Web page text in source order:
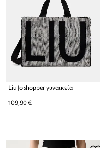
Liu Jo shopper γυναικεία
109,90 €